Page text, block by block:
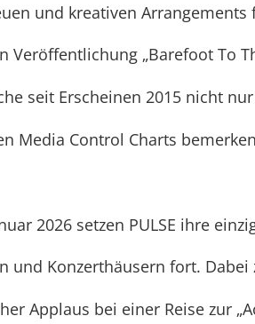
und kreativen Arrangements
„Barefoot To
seit Erscheinen 2015 nicht
Media Control Charts
2026 setzen PULSE ihre
Konzerthäusern fort.
Applaus bei einer Reise zur